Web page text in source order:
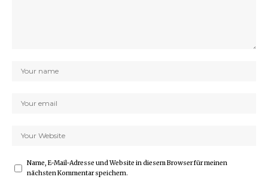
Name, E-Mail-Adresse und Website in diesem Browser für meinen
nächsten Kommentar speichern.